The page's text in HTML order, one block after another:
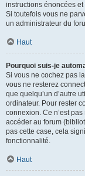
instructions énoncées
Si toutefois vous ne
un administrateur du
Haut
Pourquoi suis-je
Si vous ne cochez pas
vous ne resterez
que quelqu’un d’autre
ordinateur. Pour rester
connexion. Ce n’est
accéder au forum
pas cette case, cela
fonctionnalité.
Haut